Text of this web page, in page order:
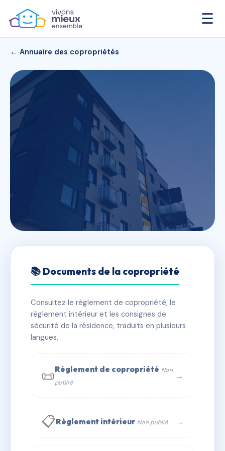
☰
← Annuaire des copropriétés
VILLA DES BEAUMES
✓ Immatriculée 🏠 28 lots 🏗 1 bâtiment(s)
📞 Contacter Syndic Digital
📚 Documents de la copropriété
Consultez le règlement de copropriété, le
règlement intérieur et les consignes de
sécurité de la résidence, traduits en plusieurs
langues.
📜Règlement de copropriété Non
publié
→
📋Règlement intérieur Non publié →